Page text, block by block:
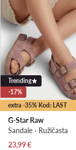
extra -35% Kod: LAST
Trending
-17%
G-Star Raw
Sandale · Ružičasta
Trenutna cijena
23,99€